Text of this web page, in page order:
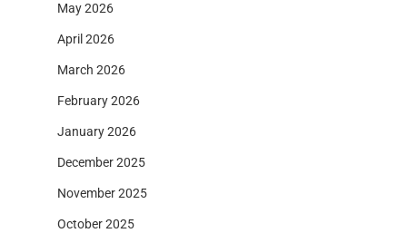
May 2026
April 2026
March 2026
February 2026
January 2026
December 2025
November 2025
October 2025